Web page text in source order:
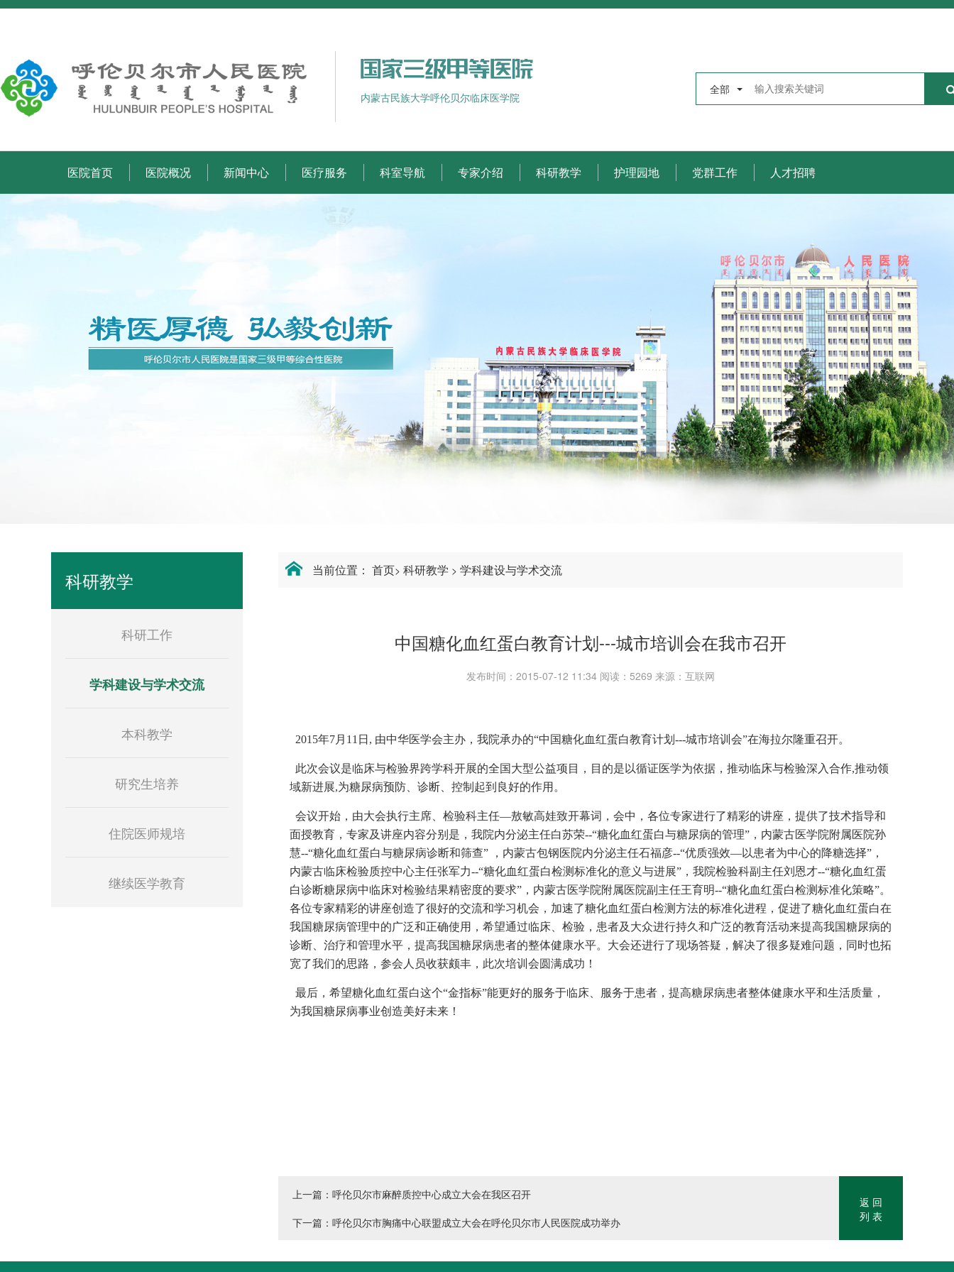
内蒙古民族大学呼伦贝尔临床医学院
全部
医院首页 医院概况 新闻中心 医疗服务 科室导航 专家介绍 科研教学 护理园地 党群工作 人才招聘
科研教学
科研工作
学科建设与学术交流
本科教学
研究生培养
住院医师规培
继续医学教育
当前位置： 首页> 科研教学 > 学科建设与学术交流
中国糖化血红蛋白教育计划---城市培训会在我市召开
发布时间：2015-07-12 11:34 阅读：5269 来源：互联网
2015年7月11日, 由中华医学会主办，我院承办的“中国糖化血红蛋白教育计划---城市培训会”在海拉尔隆重召开。
此次会议是临床与检验界跨学科开展的全国大型公益项目，目的是以循证医学为依据，推动临床与检验深入合作,推动领
域新进展,为糖尿病预防、诊断、控制起到良好的作用。
会议开始，由大会执行主席、检验科主任—敖敏高娃致开幕词，会中，各位专家进行了精彩的讲座，提供了技术指导和
面授教育，专家及讲座内容分别是，我院内分泌主任白苏荣--“糖化血红蛋白与糖尿病的管理”，内蒙古医学院附属医院孙
慧--“糖化血红蛋白与糖尿病诊断和筛查” ，内蒙古包钢医院内分泌主任石福彦--“优质强效—以患者为中心的降糖选择”，
内蒙古临床检验质控中心主任张军力--“糖化血红蛋白检测标准化的意义与进展”，我院检验科副主任刘恩才--“糖化血红蛋
白诊断糖尿病中临床对检验结果精密度的要求”，内蒙古医学院附属医院副主任王育明--“糖化血红蛋白检测标准化策略”。
各位专家精彩的讲座创造了很好的交流和学习机会，加速了糖化血红蛋白检测方法的标准化进程，促进了糖化血红蛋白在
我国糖尿病管理中的广泛和正确使用，希望通过临床、检验，患者及大众进行持久和广泛的教育活动来提高我国糖尿病的
诊断、治疗和管理水平，提高我国糖尿病患者的整体健康水平。大会还进行了现场答疑，解决了很多疑难问题，同时也拓
宽了我们的思路，参会人员收获颇丰，此次培训会圆满成功！
最后，希望糖化血红蛋白这个“金指标”能更好的服务于临床、服务于患者，提高糖尿病患者整体健康水平和生活质量，
为我国糖尿病事业创造美好未来！
上一篇：呼伦贝尔市麻醉质控中心成立大会在我区召开
下一篇：呼伦贝尔市胸痛中心联盟成立大会在呼伦贝尔市人民医院成功举办
返 回
列 表